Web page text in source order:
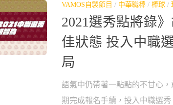
VAMOS自製節目 / 中華職棒 / 棒球 /
2021選秀點將錄
佳狀態 投入中職
局
語氣中仍帶著一點點的不甘心
期完成報名手續，投入中職選秀